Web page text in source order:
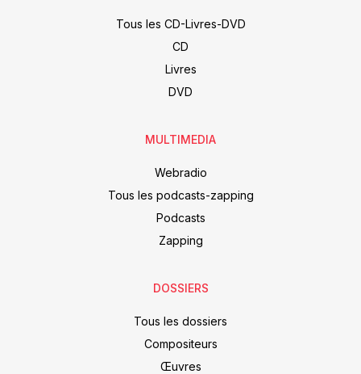
Tous les CD-Livres-DVD
CD
Livres
DVD
MULTIMEDIA
Webradio
Tous les podcasts-zapping
Podcasts
Zapping
DOSSIERS
Tous les dossiers
Compositeurs
Œuvres